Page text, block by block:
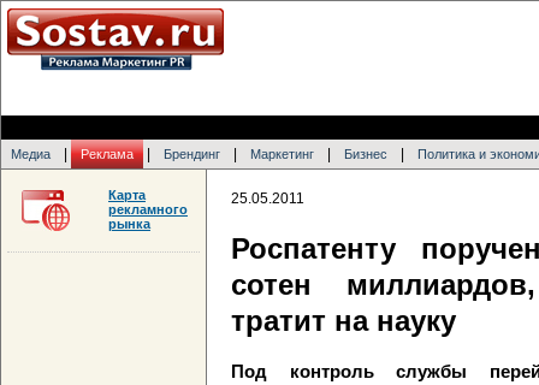
Медиа Реклама Брендинг Маркетинг Бизнес Политика и
25.05.2011
Роспатенту
сотен
тратит на науку
Под контроль службы
Карта
рекламного
рынка